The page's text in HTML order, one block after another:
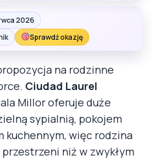
2026
Sprawdź okazję
na rodzinne
Ciudad Laurel
Millor oferuje duże
sypialnią, pokojem
kuchennym, więc rodzina
niż w zwykłym